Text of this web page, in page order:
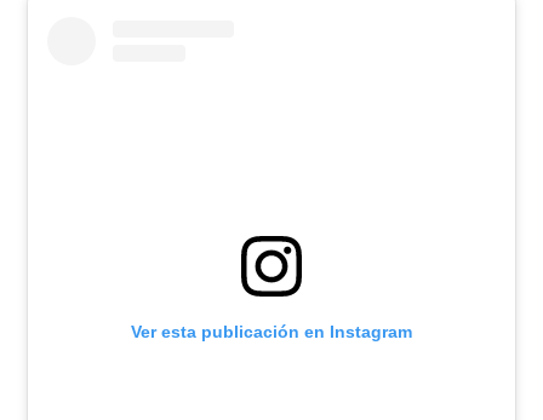
Ver esta publicación en Instagram